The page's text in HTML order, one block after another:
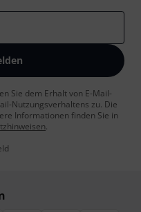
Sie dem Erhalt von E-Mail-
Nutzungsverhaltens zu. Die
Informationen finden Sie in
.